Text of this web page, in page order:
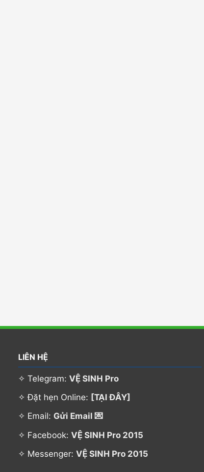
LIÊN HỆ
✧ Telegram:VỆ SINH Pro
✧ Đặt hẹn Online: [TẠI ĐÂY]
✧ Email: Gửi Email 💌
✧ Facebook:VỆ SINH Pro 2015
✧ Messenger:VỆ SINH Pro 2015